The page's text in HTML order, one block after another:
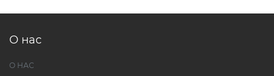
О нас
О НАС